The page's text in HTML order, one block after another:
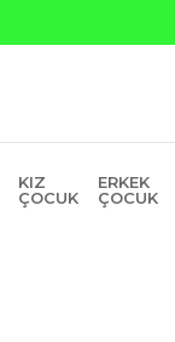
KIZ
ÇOCUK
ERKEK
ÇOCUK